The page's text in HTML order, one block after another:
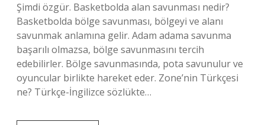
Şimdi özgür. Basketbolda alan savunması nedir?
Basketbolda bölge savunması, bölgeyi ve alanı
savunmak anlamına gelir. Adam adama savunma
başarılı olmazsa, bölge savunmasını tercih
edebilirler. Bölge savunmasında, pota savunulur ve
oyuncular birlikte hareket eder. Zone’nin Türkçesi
ne? Türkçe-İngilizce sözlükte…